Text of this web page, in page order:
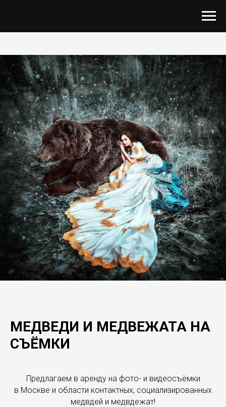
МЕДВЕДИ И МЕДВЕЖАТА НА
СЪЁМКИ
Предлагаем в аренду на фото- и видеосъёмки
в Москве и области контактных, социализированных
медвдей и медвдежат!